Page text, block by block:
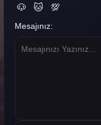
🐶
🐱 💯
Mesajınız: